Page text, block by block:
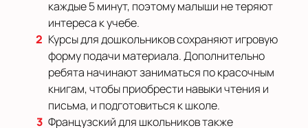
каждые 5 минут, поэтому малыши не теряют
интереса к учебе.
Курсы для дошкольников сохраняют игровую
форму подачи материала. Дополнительно
ребята начинают заниматься по красочным
книгам, чтобы приобрести навыки чтения и
письма, и подготовиться к школе.
Французский для школьников также